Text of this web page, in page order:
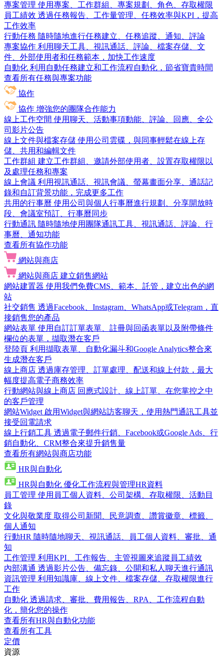
專案管理 使用專案、工作群組、專案規劃、角色、存取權限
員工績效 透過任務報告、工作量管理、任務效率與KPI，提高
工作效率
行動任務 隨時隨地進行任務建立、任務追蹤、通知、評論
專案協作 利用聊天工具、視訊通話、評論、檔案存儲、文
件、外部使用者和任務範本，加快工作速度
自動化 利用自動任務建立和工作流程自動化，節省寶貴時間
查看所有任務與專案功能
協作
協作 增強您的團隊合作能力
線上工作空間 使用聊天、活動事項動能、評論、回應、全公
司影片公告
線上文件與檔案存儲 使用公司雲碟，與同事輕鬆在線上存
儲、共用和編輯文件
工作群組 建立工作群組、邀請外部使用者、設置存取權限以
及處理任務和專案
線上會議 利用視訊通話、視訊會議、螢幕畫面分享、通話記
錄和自訂背景功能，完成更多工作
共用的行事曆 使用公司與個人行事曆進行規劃、分享開放時
段、會議室預訂、行事曆同步
行動通訊 隨時隨地使用團隊通訊工具、視訊通話、評論、行
事曆、通知功能
查看所有協作功能
網站與商店
網站與商店 建立銷售網站
網站建置器 使用我們免費CMS、範本、託管，建立出色的網
站
社交銷售 透過Facebook、Instagram、WhatsApp或Telegram，直
接銷售您的產品
網站表單 使用自訂訂單表單、註冊與回函表單以及附帶條件
欄位的表單，擷取潛在客戶
登陸頁 利用擷取表單、自動化漏斗和Google Analytics整合來
生成潛在客戶
線上商店 透過庫存管理、訂單處理、配送和線上付款，最大
幅度提高電子商務效率
行動網站與線上商店 回應式設計、線上訂單、在您掌控之中
的客戶管理
網站Widget 啟用Widget與網站訪客聊天，使用熱門通訊工具並
接受回電請求
線上行銷工具 透過電子郵件行銷、Facebook或Google Ads、行
銷自動化、CRM整合來提升銷售量
查看所有網站與商店功能
HR與自動化
HR與自動化 優化工作流程與管理HR資料
員工管理 使用員工個人資料、公司架構、存取權限、活動目
錄
文化與敬業度 取得公司新聞、民意調查、讚賞徽章、標籤、
個人通知
行動HR 隨時隨地聊天、視訊通話、員工個人資料、審批、通
知
工作管理 利用KPI、工作報告、主管視圖來追蹤員工績效
內部溝通 透過影片公告、備忘錄、公開和私人聊天進行通訊
資訊管理 利用知識庫、線上文件、檔案存儲、存取權限進行
工作
自動化 透過請求、審批、費用報告、RPA、工作流程自動
化，簡化您的操作
查看所有HR與自動化功能
查看所有工具
定價
資源